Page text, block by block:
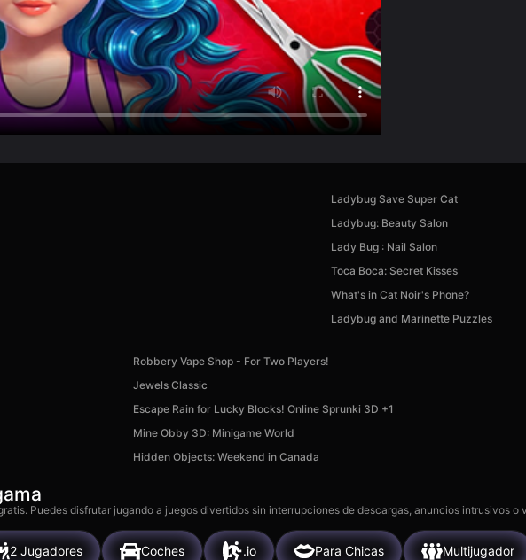
Ladybug Save Super Cat
Ladybug: Beauty Salon
Lady Bug : Nail Salon
Toсa Boсa: Secret Kisses
What's in Cat Noir's Phone?
Ladybug and Marinette Puzzles
Robbery Vape Shop - For Two Players!
Jewels Classic
Escape Rain for Lucky Blocks! Online Sprunki 3D +1
Mine Obby 3D: Minigame World
Hidden Objects: Weekend in Canada
Puedes disfrutar jugando a juegos divertidos sin interrupciones de descargas, anuncios intrusivos
2 Jugadores Coches .io Para Chicas Multijugador